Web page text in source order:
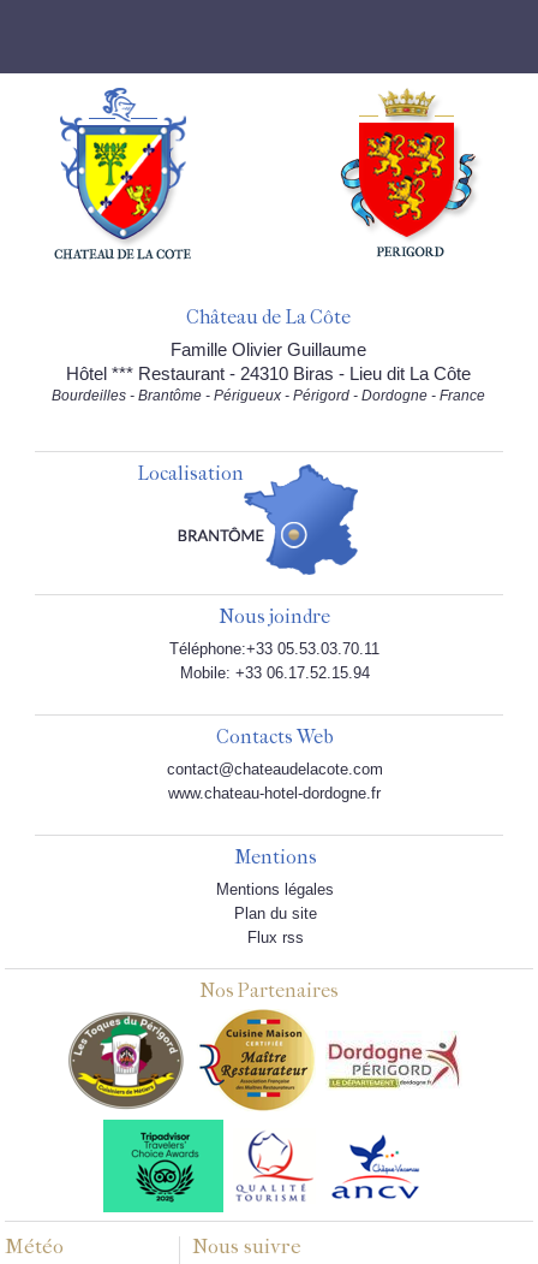
Château de La Côte
Famille Olivier Guillaume
Hôtel *** Restaurant - 24310 Biras - Lieu dit La Côte
Bourdeilles - Brantôme - Périgueux - Périgord - Dordogne - France
Localisation
Nous joindre
Téléphone:+33 05.53.03.70.11
Mobile: +33 06.17.52.15.94
Contacts Web
contact@chateaudelacote.com
www.chateau-hotel-dordogne.fr
Mentions
Mentions légales
Plan du site
Flux rss
Nos Partenaires
Météo Nous suivre